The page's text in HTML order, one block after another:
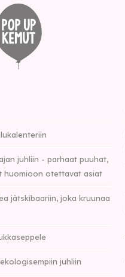
juhliin - parhaat puuhat,
huomioon otettavat asiat
jätskibaariin, joka kruunaa
juhliin